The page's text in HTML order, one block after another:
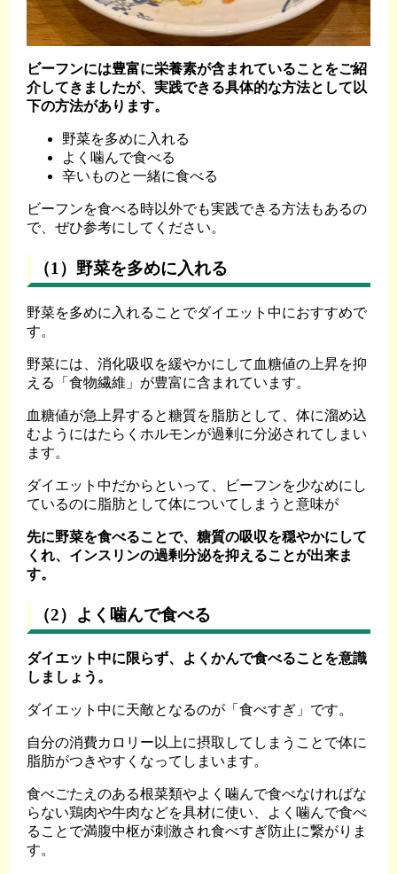
ビーフンには豊富に栄養素が含まれていることをご紹
介してきましたが、実践できる具体的な方法として以
下の方法があります。
野菜を多めに入れる
よく噛んで食べる
辛いものと一緒に食べる
ビーフンを食べる時以外でも実践できる方法もあるの
で、ぜひ参考にしてください。
（1）野菜を多めに入れる
野菜を多めに入れることでダイエット中におすすめで
す。
野菜には、消化吸収を緩やかにして血糖値の上昇を抑
える「食物繊維」が豊富に含まれています。
血糖値が急上昇すると糖質を脂肪として、体に溜め込
むようにはたらくホルモンが過剰に分泌されてしまい
ます。
ダイエット中だからといって、ビーフンを少なめにし
ているのに脂肪として体についてしまうと意味が
先に野菜を食べることで、糖質の吸収を穏やかにして
くれ、インスリンの過剰分泌を抑えることが出来ま
す。
（2）よく噛んで食べる
ダイエット中に限らず、よくかんで食べることを意識
しましょう。
ダイエット中に天敵となるのが「食べすぎ」です。
自分の消費カロリー以上に摂取してしまうことで体に
脂肪がつきやすくなってしまいます。
食べごたえのある根菜類やよく噛んで食べなければな
らない鶏肉や牛肉などを具材に使い、よく噛んで食べ
ることで満腹中枢が刺激され食べすぎ防止に繋がりま
す。